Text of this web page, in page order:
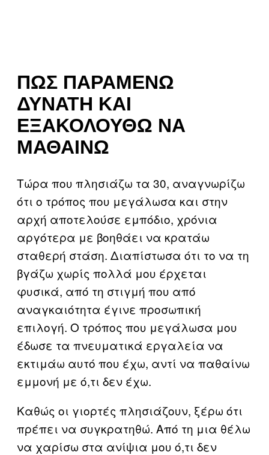
ΠΏΣ ΠΑΡΑΜΈΝΩ
ΔΥΝΑΤΉ ΚΑΙ
ΕΞΑΚΟΛΟΥΘΏ ΝΑ
ΜΑΘΑΊΝΩ
Τώρα που πλησιάζω τα 30, αναγνωρίζω
ότι ο τρόπος που μεγάλωσα και στην
αρχή αποτελούσε εμπόδιο, χρόνια
αργότερα με βοηθάει να κρατάω
σταθερή στάση. Διαπίστωσα ότι το να τη
βγάζω χωρίς πολλά μου έρχεται
φυσικά, από τη στιγμή που από
αναγκαιότητα έγινε προσωπική
επιλογή. Ο τρόπος που μεγάλωσα μου
έδωσε τα πνευματικά εργαλεία να
εκτιμάω αυτό που έχω, αντί να παθαίνω
εμμονή με ό,τι δεν έχω.
Καθώς οι γιορτές πλησιάζουν, ξέρω ότι
πρέπει να συγκρατηθώ. Από τη μια θέλω
να χαρίσω στα ανίψια μου ό,τι δεν